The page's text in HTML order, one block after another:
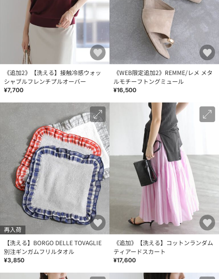
《追加2》【洗える】接触冷感ウォッ
シャブルフレンチプルオーバー
¥7,700
《WEB限定追加2》REMME/レメ メタ
ルモチーフトングミュール
¥16,500
再入荷
【洗える】BORGO DELLE TOVAGLIE
別注ギンガムフリルタオル
¥3,850
《追加》【洗える】コットンランダム
ティアードスカート
¥17,600